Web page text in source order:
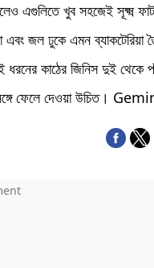
এগুলিতে খুব সহজেই সূক্ষ্ম
জল ঢুকে এমন ব্যাকটেরিয়া
কাঠের জিনিস দুই থেকে
ফেলে দেওয়া উচিত।